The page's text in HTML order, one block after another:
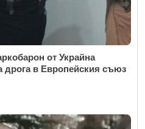
от Украйна
дрога в Европейския съюз